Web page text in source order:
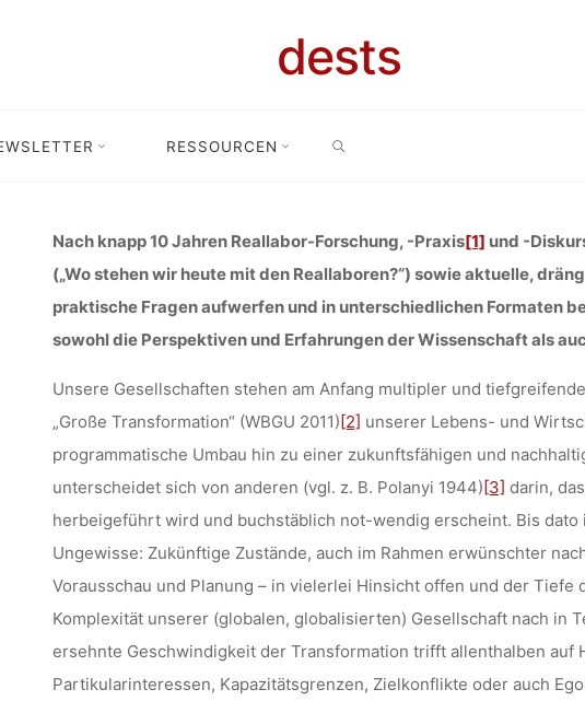
dests
RESSOURCEN
IN
IN
kevin 26. Januar 2022
… Call for Papers: Tagung „Nachhaltig wirken: Reallabore in der
Nach knapp 10 Jahren Reallabor-Forschung, -Praxis[1] und -
(„Wo stehen wir heute mit den Reallaboren?“) sowie aktuelle,
praktische Fragen aufwerfen und in unterschiedlichen Formaten
sowohl die Perspektiven und Erfahrungen der Wissenschaft als
Unsere Gesellschaften stehen am Anfang multipler und
„Große Transformation“ (WBGU 2011)[2] unserer Lebens- und
programmatische Umbau hin zu einer zukunftsfähigen und
unterscheidet sich von anderen (vgl. z. B. Polanyi 1944)[3] darin,
herbeigeführt wird und buchstäblich not-wendig erscheint. Bis
Ungewisse: Zukünftige Zustände, auch im Rahmen erwünschter
Vorausschau und Planung – in vielerlei Hinsicht offen und der
Komplexität unserer (globalen, globalisierten) Gesellschaft nach in
ersehnte Geschwindigkeit der Transformation trifft allenthalben auf
Partikularinteressen, Kapazitätsgrenzen, Zielkonflikte oder auch